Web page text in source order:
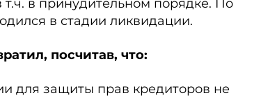
в принудительном порядке. По
в стадии ликвидации.
посчитав, что:
для защиты прав кредиторов не